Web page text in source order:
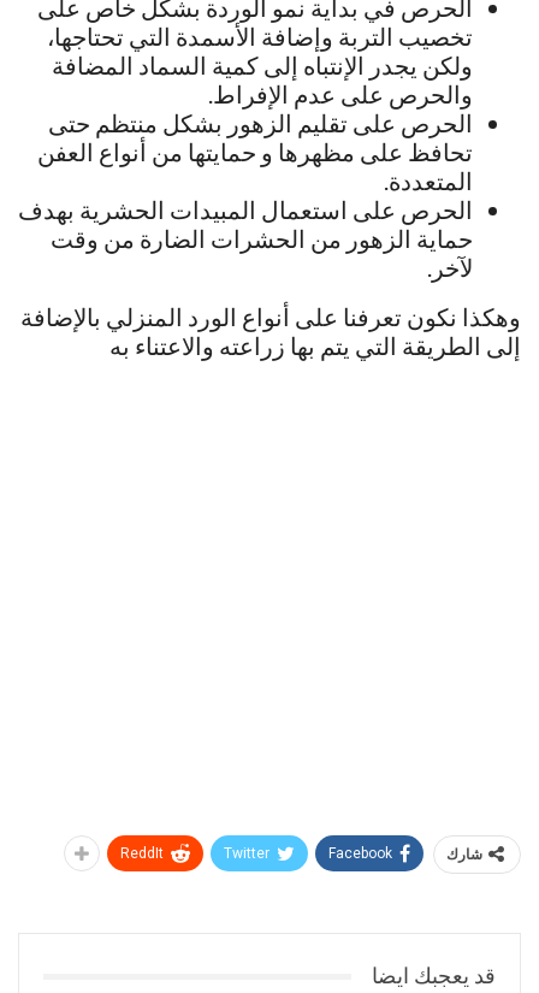
الحرص في بداية نمو الوردة بشكل خاص على
تخصيب التربة وإضافة الأسمدة التي تحتاجها،
ولكن يجدر الإنتباه إلى كمية السماد المضافة
والحرص على عدم الإفراط.
الحرص على تقليم الزهور بشكل منتظم حتى
تحافظ على مظهرها و حمايتها من أنواع العفن
المتعددة.
الحرص على استعمال المبيدات الحشرية بهدف
حماية الزهور من الحشرات الضارة من وقت
لآخر.
وهكذا نكون تعرفنا على أنواع الورد المنزلي بالإضافة
إلى الطريقة التي يتم بها زراعته والاعتناء به
شارك Facebook
Twitter
ReddIt
قد يعجبك ايضا